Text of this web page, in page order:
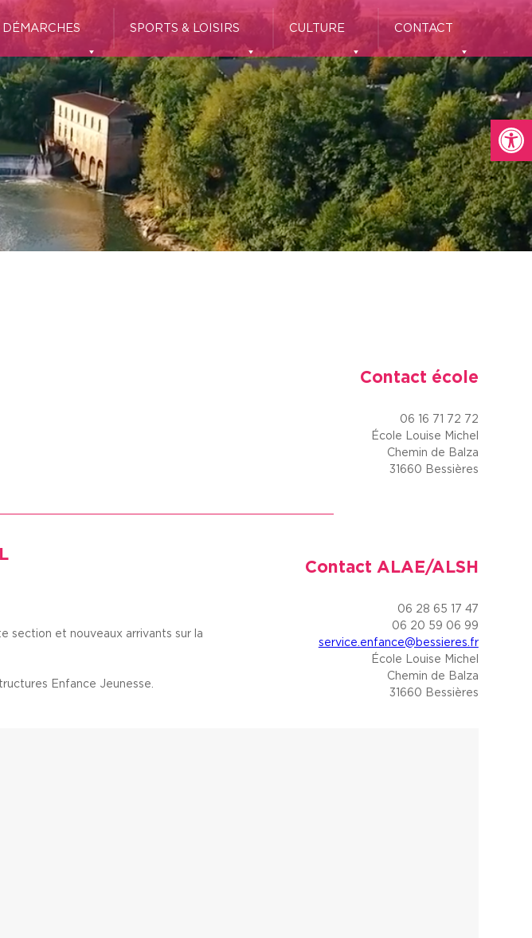
Ouvrir
DÉMARCHES SPORTS & LOISIRS CULTURE CONTACT
Contact école
06 16 71 72 72
École Louise Michel
Chemin de Balza
31660 Bessières
section et nouveaux arrivants sur la
Enfance Jeunesse.
Contact ALAE/ALSH
06 28 65 17 47
06 20 59 06 99
service.enfance@bessieres.fr
École Louise Michel
Chemin de Balza
31660 Bessières